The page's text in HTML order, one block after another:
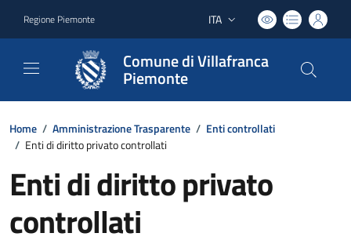
Regione Piemonte Lingua attiva:
ITA
Comune di Villafranca
Piemonte
Home / Amministrazione Trasparente / Enti controllati
/ Enti di diritto privato controllati
Enti di diritto privato
controllati